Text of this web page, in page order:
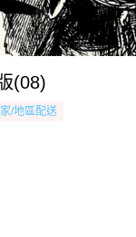
(08)
/地區配送